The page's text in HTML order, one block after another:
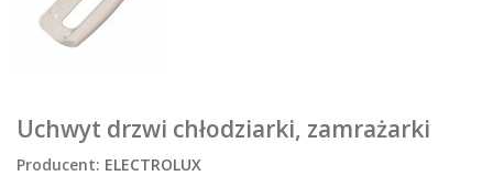
Uchwyt drzwi chłodziarki, zamrażarki
Producent: ELECTROLUX